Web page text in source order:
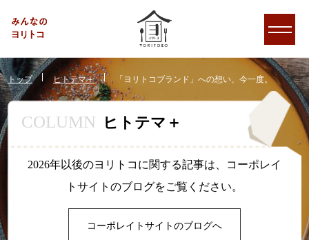
トップ ヒトテマ＋ 「ヨリトコブランド」への想い、今一度。
COLUMN ヒトテマ＋
2026年以後のヨリトコに関する記事は、コーポレイ
トサイトのブログをご覧ください。
コーポレイトサイトのブログへ